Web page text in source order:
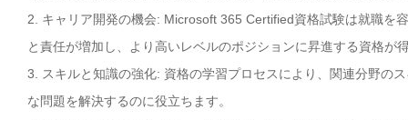
2. キャリア開発の機会: Microsoft 365 Certified資格試験は就職を
と責任が増加し、より高いレベルのポジションに昇進する資格が
3. スキルと知識の強化: 資格の学習プロセスにより、関連分野の
な問題を解決するのに役立ちます。